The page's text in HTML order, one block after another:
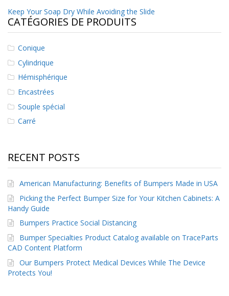
i
o
n
É
u
i
v
a
l
e
e
e
v
i
c
e
s
F
A
Q
Navigation
de
l’article
Keep Your Soap Dry While Avoiding the Slide
CATÉGORIES DE PRODUITS
Conique
Cylindrique
Hémisphérique
Encastrées
Souple spécial
Carré
RECENT POSTS
American Manufacturing: Benefits of Bumpers Made in USA
Picking the Perfect Bumper Size for Your Kitchen Cabinets: A
Handy Guide
Bumpers Practice Social Distancing
Bumper Specialties Product Catalog available on TraceParts
CAD Content Platform
Our Bumpers Protect Medical Devices While The Device
Protects You!